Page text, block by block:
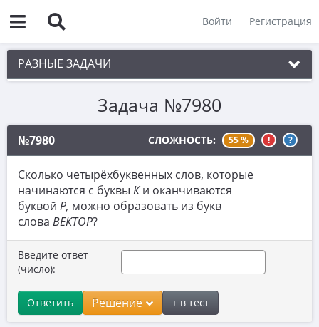
Войти Регистрация
РАЗНЫЕ ЗАДАЧИ
2. Делимость
3. Игры
4. Комбинаторика
5. Текстовые задачи
7. Уравнения
9. Стереометрия
Задача №7980
№7980 СЛОЖНОСТЬ: 55 % ! ?
Сколько четырёхбуквенных слов, которые
начинаются с буквы Ки оканчиваются
буквой Р, можно образовать из букв
слова ВЕКТОР?
Введите ответ
(число):
Ответить Решение + в тест